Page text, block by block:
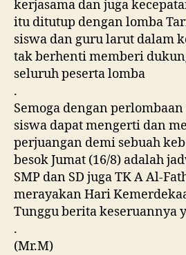
kerjasama dan juga
itu ditutup dengan lomba
siswa dan guru larut dalam
tak berhenti memberi
seluruh peserta lomba
.
Semoga dengan
siswa dapat mengerti dan
perjuangan demi sebuah
besok Jumat (16/8) adalah
SMP dan SD juga TK A Al-
merayakan Hari
Tunggu berita keseruannya
.
(Mr.M)